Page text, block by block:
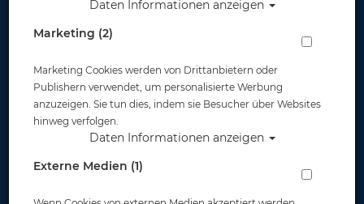
# Lavacore Elite Shorts - Unisex - XS -
Daten Informationen anzeigen
Marketing (2)
Marketing Cookies werden von Drittanbietern oder
Publishern verwendet, um personalisierte Werbung
anzuzeigen. Sie tun dies, indem sie Besucher über Websites
hinweg verfolgen.
Daten Informationen anzeigen
Externe Medien (1)